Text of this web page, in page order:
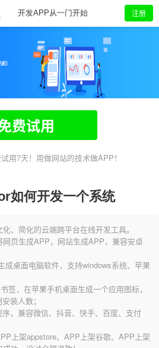
开发APP从一门开始 注册
费试用
用7天！用做网站的技术做APP！
如何开发一个系统
、简化的云端跨平台在线开发工具。
页生成APP，网站生成APP，兼容安卓
成桌面电脑软件，支持windows系统、苹果
签，在苹果手机桌面生成一个应用图标，
装人数；
，兼容微信、抖音、快手、百度、支付
上架appstore、APP上架谷歌、APP上架